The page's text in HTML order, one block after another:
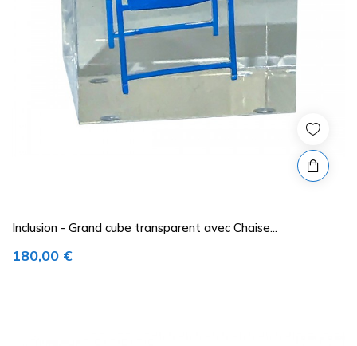
Inclusion - Grand cube transparent avec Chaise...
Prix
180,00 €